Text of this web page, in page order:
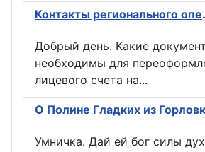
Контакты
Добрый день. Какие
необходимы для
лицевого счета на...
Умничка. Дай ей бог силы